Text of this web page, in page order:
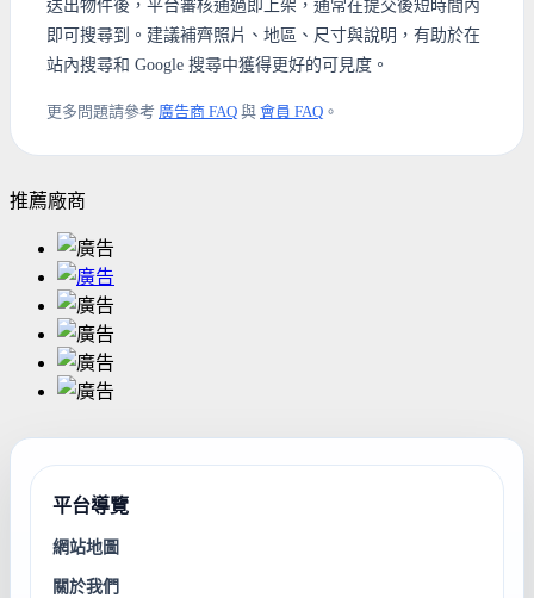
送出物件後，平台審核通過即上架，通常在提交後短時間內
即可搜尋到。建議補齊照片、地區、尺寸與說明，有助於在
站內搜尋和 Google 搜尋中獲得更好的可見度。
更多問題請參考 廣告商 FAQ 與 會員 FAQ 。
推薦廠商
平台導覽
網站地圖
關於我們